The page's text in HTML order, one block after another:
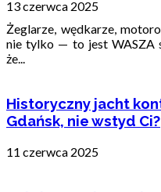
13 czerwca 2025
Żeglarze, wędkarze,
nie tylko — to jest WASZA
że...
Historyczny jacht
Gdańsk, nie wstyd Ci?
11 czerwca 2025